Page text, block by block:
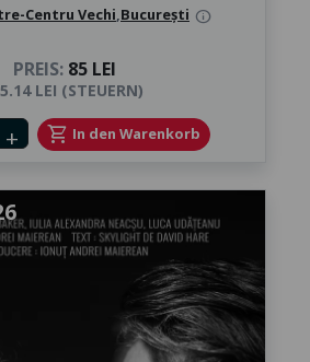
Centru Vechi,București info
PREIS: 85 LEI
LEI (STEUERN)
Number of tickets
add shopping_cart In den Warenkorb